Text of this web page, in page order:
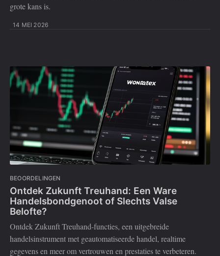
grote kans is.
14 MEI 2026
BEOORDELINGEN
Ontdek Zukunft Treuhand: Een Ware
Handelsbondgenoot of Slechts Valse
Belofte?
Ontdek Zukunft Treuhand-functies, een uitgebreide
handelsinstrument met geautomatiseerde handel, realtime
gegevens en meer om vertrouwen en prestaties te verbeteren.